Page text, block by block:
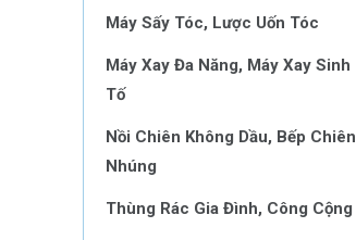
Máy Sấy Tóc, Lược Uốn Tóc
Máy Xay Đa Năng, Máy Xay Sinh
Tố
Nồi Chiên Không Dầu, Bếp Chiên
Nhúng
Thùng Rác Gia Đình, Công Cộng